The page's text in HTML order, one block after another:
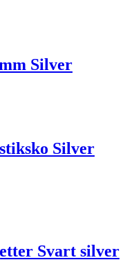
Silver
Silver
Svart silver